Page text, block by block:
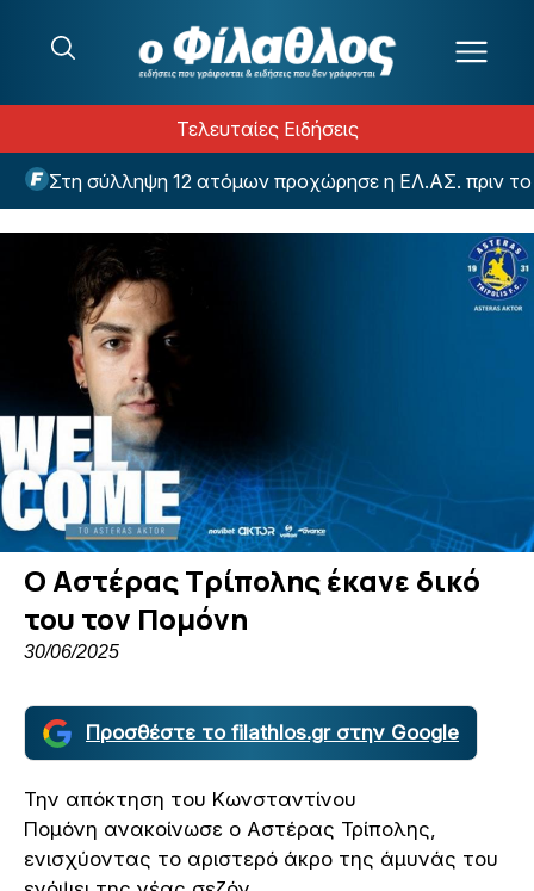
Τελευταίες Ειδήσεις
Στη σύλληψη 12 ατόμων προχώρησε η ΕΛ.ΑΣ. πριν το
Ο Αστέρας Τρίπολης έκανε δικό
του τον Πομόνη
30/06/2025
Προσθέστε το filathlos.gr στην Google
Την απόκτηση του Κωνσταντίνου
Πομόνη ανακοίνωσε ο Αστέρας Τρίπολης,
ενισχύοντας το αριστερό άκρο της άμυνάς του